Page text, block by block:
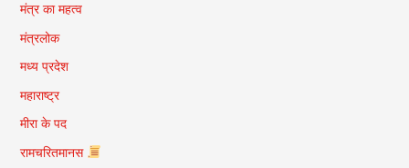
मंत्र का महत्व
मंत्रलोक
मध्य प्रदेश
महाराष्ट्र
मीरा के पद
रामचरितमानस